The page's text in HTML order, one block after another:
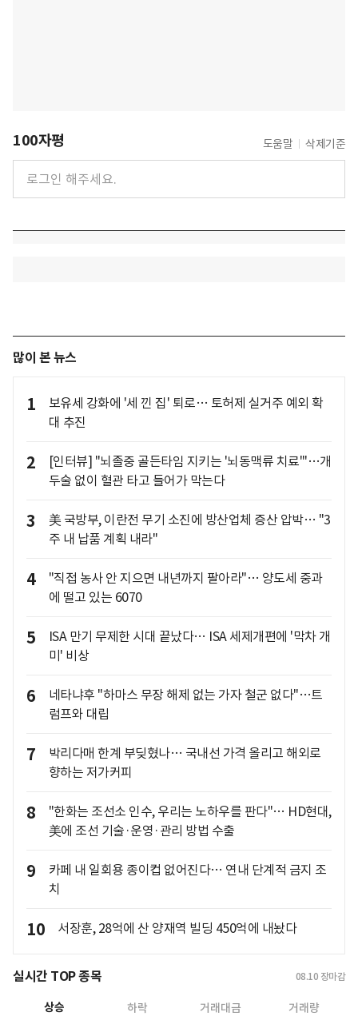
100자평 도움말 삭제기준
많이 본 뉴스
1
보유세 강화에 '세 낀 집' 퇴로… 토허제 실거주 예외 확
대 추진
2
[인터뷰] "뇌졸중 골든타임 지키는 '뇌동맥류 치료'"…개
두술 없이 혈관 타고 들어가 막는다
3
美 국방부, 이란전 무기 소진에 방산업체 증산 압박… "3
주 내 납품 계획 내라"
4
"직접 농사 안 지으면 내년까지 팔아라"… 양도세 중과
에 떨고 있는 6070
5
ISA 만기 무제한 시대 끝났다… ISA 세제개편에 '막차 개
미' 비상
6
네타냐후 "하마스 무장 해제 없는 가자 철군 없다"…트
럼프와 대립
7
박리다매 한계 부딪혔나… 국내선 가격 올리고 해외로
향하는 저가커피
8
"한화는 조선소 인수, 우리는 노하우를 판다"… HD현대,
美에 조선 기술·운영·관리 방법 수출
9
카페 내 일회용 종이컵 없어진다… 연내 단계적 금지 조
치
10 서장훈, 28억에 산 양재역 빌딩 450억에 내놨다
실시간 TOP 종목 08.10 장마감
상승 하락 거래대금 거래량